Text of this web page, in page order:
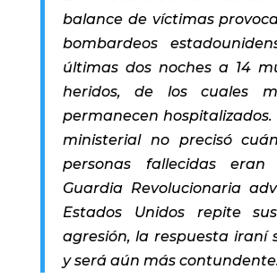
balance de víctimas
bombardeos
últimas dos noches a 14
heridos, de los cuales
permanecen
ministerial no precisó
personas fallecidas eran
Guardia Revolucionaria
Estados Unidos repite
agresión, la respuesta iraní
y será aún más